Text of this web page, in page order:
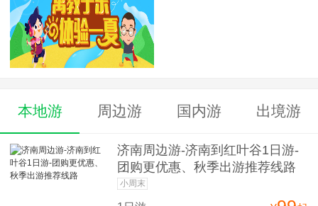
本地游 周边游 国内游 出境游
济南周边游-济南到红叶谷1日游-
团购更优惠、秋季出游推荐线路
小周末